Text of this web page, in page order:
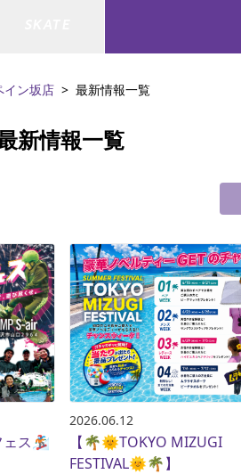
メンズ水着/ラッシュガード
GO サーフセット
キッズスノーボード
スノーボードメンテナンスグッズ
ズ
SKATETOP
イン坂店 最新情報一覧
新情報一覧
ェス🏂
2026.06.12
【🌴🌞TOKYO MIZUGI
FESTIVAL🌞🌴】